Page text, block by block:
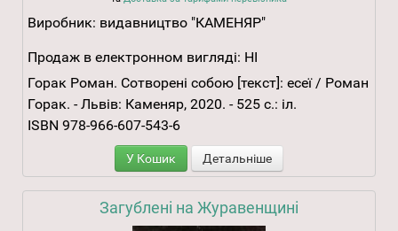
Виробник: видавництво "КАМЕНЯР"
Продаж в електронном вигляді: НІ
Горак Роман. Сотворені собою [текст]: есеї / Роман
Горак. - Львів: Каменяр, 2020. - 525 с.: іл.
ISBN 978-966-607-543-6
У Кошик Детальніше
Загублені на Журавенщині